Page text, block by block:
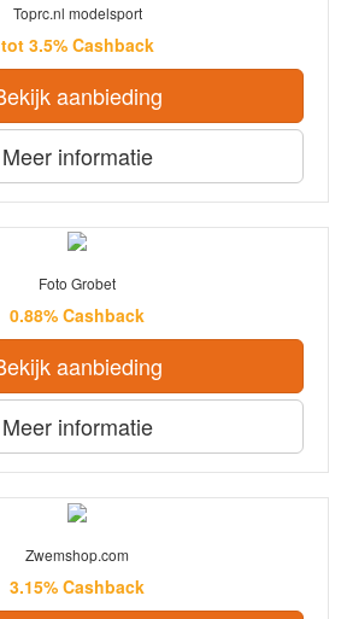
Toprc.nl modelsport
tot 3.5% Cashback
aanbieding
Meer informatie
Foto Grobet
0.88% Cashback
aanbieding
Meer informatie
Zwemshop.com
3.15% Cashback